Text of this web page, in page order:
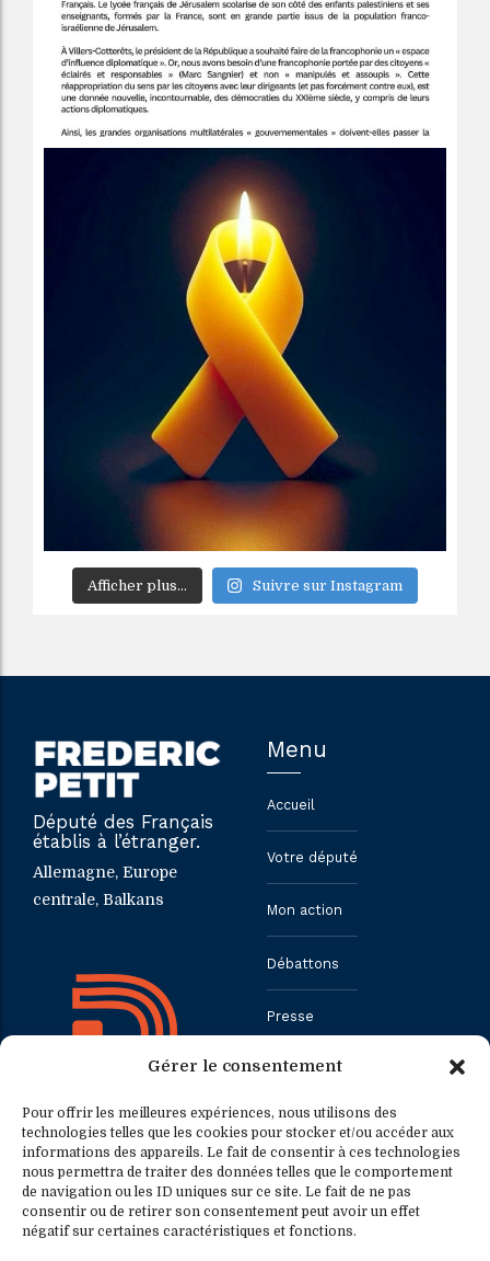
Gérer le consentement
Pour offrir les meilleures expériences, nous utilisons des
technologies telles que les cookies pour stocker et/ou accéder aux
informations des appareils. Le fait de consentir à ces technologies
nous permettra de traiter des données telles que le comportement
de navigation ou les ID uniques sur ce site. Le fait de ne pas
consentir ou de retirer son consentement peut avoir un effet
négatif sur certaines caractéristiques et fonctions.
Afficher plus... Suivre sur Instagram
Député des Français
établis à l’étranger.
Allemagne, Europe
centrale, Balkans
Menu
Accueil
Votre député
Mon action
Débattons
Presse
Contact
Contact
0033.1.40.63.75.31
Contact presse
presse@fredericpetit.eu